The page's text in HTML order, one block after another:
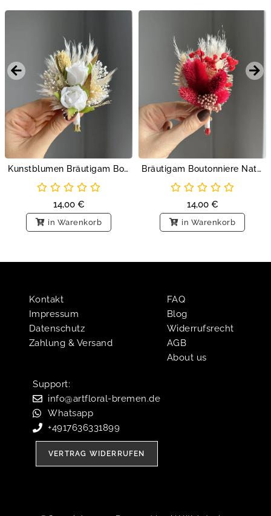
Kunstblumen Bräutigam Boutonniere Rosen
14,00 €
in Warenkorb
Bräutigam Boutonniere Natur Rot
14,00 €
in Warenkorb
Kontakt
Impressum
Datenschutz
Zahlung & Versand
FAQ
Blog
Widerrufsrecht
AGB
About us
Support:​
info@artfloral-bremen.de
Whatsapp
+4917636331899
VERTRAG WIDERRUFEN